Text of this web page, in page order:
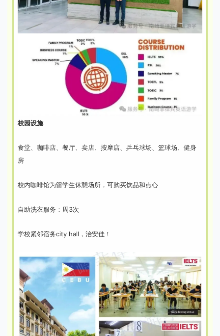
校园设施
食堂、咖啡店、餐厅、卖店、按摩店、乒乓球场、篮球场、健身
房
校内咖啡馆为留学生休憩场所，可购买饮品和点心
自助洗衣服务：周3次
学校紧邻宿务city hall，治安佳！